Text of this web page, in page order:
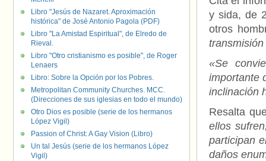
y sida, de
otros
«Se
importante
inclinación
Resalta
ellos
participan
daños
Libro "Jesús de Nazaret. Aproximación
histórica" de José Antonio Pagola (PDF)
Libro "La Amistad Espiritual", de Elredo de
Rieval.
Libro "Otro cristianismo es posible", de Roger
Lenaers
Libro: Sobre la Opción por los Pobres.
Metropolitan Community Churches. MCC.
(Direcciones de sus iglesias en todo el mundo)
Otro Dios es posible (serie de los hermanos
López Vigil)
Passion of Christ: A Gay Vision (Libro)
Un tal Jesús (serie de los hermanos López
Vigil)